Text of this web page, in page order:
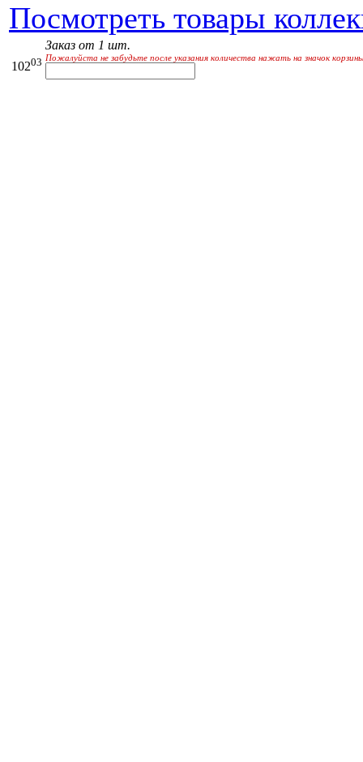
Посмотреть товары
10203
Заказ от 1 шт.
Пожалуйста не забудьте после указания количества нажать на значок